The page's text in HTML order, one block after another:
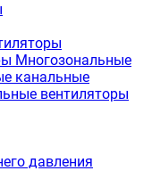
Многозональные
канальные
вентиляторы
давления